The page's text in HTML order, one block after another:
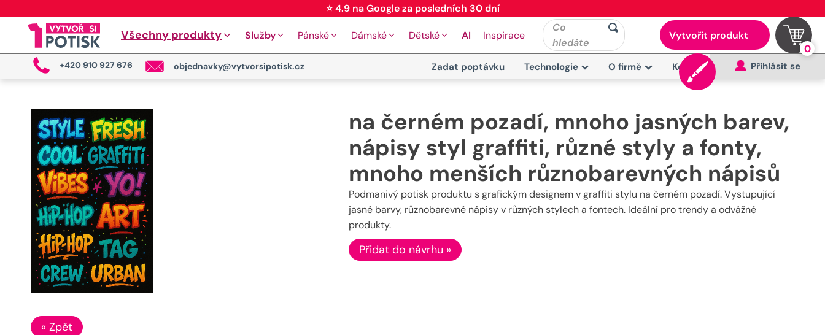
⭐ 4.9 na Google za posledních 30 dní
Všechny produkty Služby Pánské Dámské Dětské AI Inspirace
Co
hledáte
Vytvořit produkt
0
+420 910 927 676 objednavky@vytvorsipotisk.cz Zadat poptávku Technologie O firmě Kontakt Přihlásit se
na černém pozadí, mnoho jasných barev,
nápisy styl graffiti, různé styly a fonty,
mnoho menších různobarevných nápisů
Podmanivý potisk produktu s grafickým designem v graffiti stylu na černém pozadí. Vystupující
jasné barvy, různobarevné nápisy v různých stylech a fontech. Ideální pro trendy a odvážné
produkty.
Přidat do návrhu »
« Zpět